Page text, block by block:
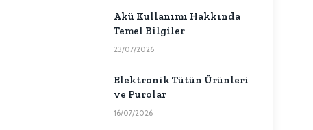
Akü Kullanımı Hakkında
Temel Bilgiler
23/07/2026
Elektronik Tütün Ürünleri
ve Purolar
16/07/2026